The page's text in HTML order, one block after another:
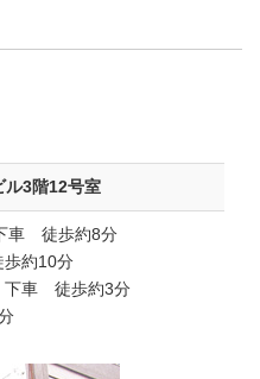
3階12号室
車 徒歩約8分
約10分
下車 徒歩約3分